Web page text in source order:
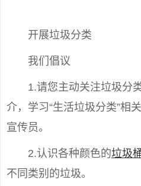
开展垃圾分类
我们倡议
1.请您主动关注垃圾分类
介，学习“生活垃圾分类”相
宣传员。
2.认识各种颜色的垃圾
不同类别的垃圾。